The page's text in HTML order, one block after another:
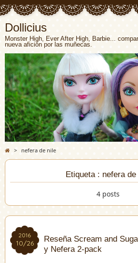
Dollicius
Monster High, Ever After High, Barbie...
nueva afición por las muñecas.
> nefera de nile
Etiqueta : nefera de
4 posts
2016
10/26
2016
10/26
Reseña Scream and
y Nefera 2-pack